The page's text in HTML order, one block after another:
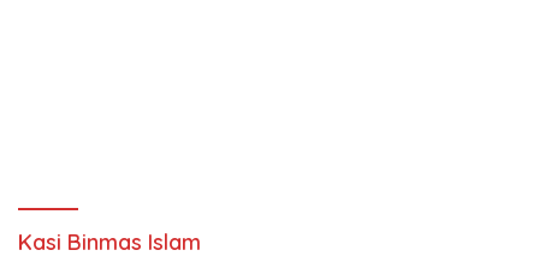
Kasi Binmas Islam